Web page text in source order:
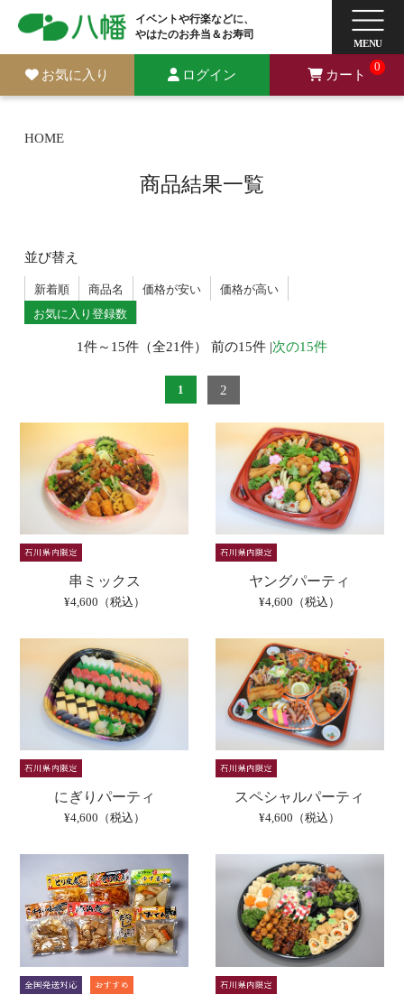
イベントや行楽などに、
やはたのお弁当＆お寿司
お気に入り ログイン カート
0
HOME
商品結果一覧
並び替え
新着順 商品名 価格が安い
価格が高い
お気に入り登録数
1件～15件（全21件） 前の15件 |次の15件
1 2
串ミックス
¥4,600（税込）
ヤングパーティ
¥4,600（税込）
にぎりパーティ
¥4,600（税込）
スペシャルパーティ
¥4,600（税込）